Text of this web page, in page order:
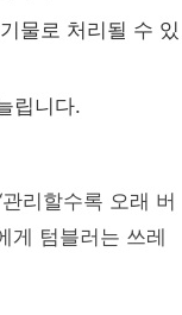
물로 처리될 수 있
립니다.
리할수록 오래 버
게 텀블러는 쓰레